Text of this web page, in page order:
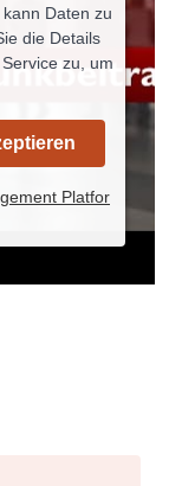
Daten zu
die Details
zu, um
Platfor